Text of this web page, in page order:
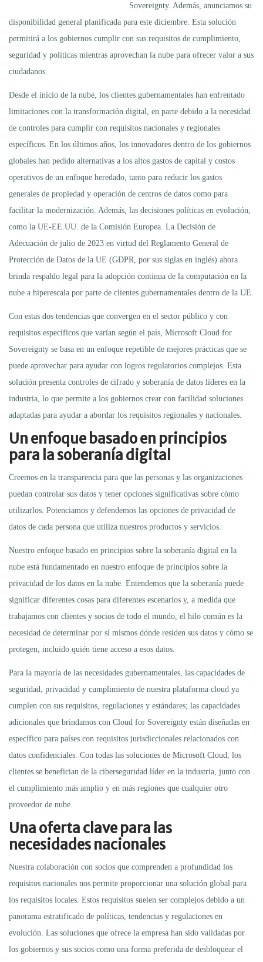
Sovereignty. Además, anunciamos su
disponibilidad general planificada para este diciembre. Esta solución
permitirá a los gobiernos cumplir con sus requisitos de cumplimiento,
seguridad y políticas mientras aprovechan la nube para ofrecer valor a sus
ciudadanos.
Desde el inicio de la nube, los clientes gubernamentales han enfrentado
limitaciones con la transformación digital, en parte debido a la necesidad
de controles para cumplir con requisitos nacionales y regionales
específicos. En los últimos años, los innovadores dentro de los gobiernos
globales han pedido alternativas a los altos gastos de capital y costos
operativos de un enfoque heredado, tanto para reducir los gastos
generales de propiedad y operación de centros de datos como para
facilitar la modernización. Además, las decisiones políticas en evolución,
como la UE-EE.UU. de la Comisión Europea. La Decisión de
Adecuación de julio de 2023 en virtud del Reglamento General de
Protección de Datos de la UE (GDPR, por sus siglas en inglés) ahora
brinda respaldo legal para la adopción continua de la computación en la
nube a hiperescala por parte de clientes gubernamentales dentro de la UE.
Con estas dos tendencias que convergen en el sector público y con
requisitos específicos que varían según el país, Microsoft Cloud for
Sovereignty se basa en un enfoque repetible de mejores prácticas que se
puede aprovechar para ayudar con logros regulatorios complejos. Esta
solución presenta controles de cifrado y soberanía de datos líderes en la
industria, lo que permite a los gobiernos crear con facilidad soluciones
adaptadas para ayudar a abordar los requisitos regionales y nacionales.
Un enfoque basado en principios
para la soberanía digital
Creemos en la transparencia para que las personas y las organizaciones
puedan controlar sus datos y tener opciones significativas sobre cómo
utilizarlos. Potenciamos y defendemos las opciones de privacidad de
datos de cada persona que utiliza nuestros productos y servicios.
Nuestro enfoque basado en principios sobre la soberanía digital en la
nube está fundamentado en nuestro enfoque de principios sobre la
privacidad de los datos en la nube. Entendemos que la soberanía puede
significar diferentes cosas para diferentes escenarios y, a medida que
trabajamos con clientes y socios de todo el mundo, el hilo común es la
necesidad de determinar por sí mismos dónde residen sus datos y cómo se
protegen, incluido quién tiene acceso a esos datos.
Para la mayoría de las necesidades gubernamentales, las capacidades de
seguridad, privacidad y cumplimiento de nuestra plataforma cloud ya
cumplen con sus requisitos, regulaciones y estándares; las capacidades
adicionales que brindamos con Cloud for Sovereignty están diseñadas en
específico para países con requisitos jurisdiccionales relacionados con
datos confidenciales. Con todas las soluciones de Microsoft Cloud, los
clientes se benefician de la ciberseguridad líder en la industria, junto con
el cumplimiento más amplio y en más regiones que cualquier otro
proveedor de nube.
Una oferta clave para las
necesidades nacionales
Nuestra colaboración con socios que comprenden a profundidad los
requisitos nacionales nos permite proporcionar una solución global para
los requisitos locales. Estos requisitos suelen ser complejos debido a un
panorama estratificado de políticas, tendencias y regulaciones en
evolución. Las soluciones que ofrece la empresa han sido validadas por
los gobiernos y sus socios como una forma preferida de desbloquear el